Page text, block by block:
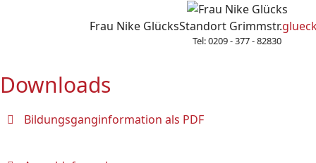
Frau Nike GlücksStandort Grimmstr.
Tel: 0209 - 377 - 82830
Downloads
Bildungsganginformation als PDF